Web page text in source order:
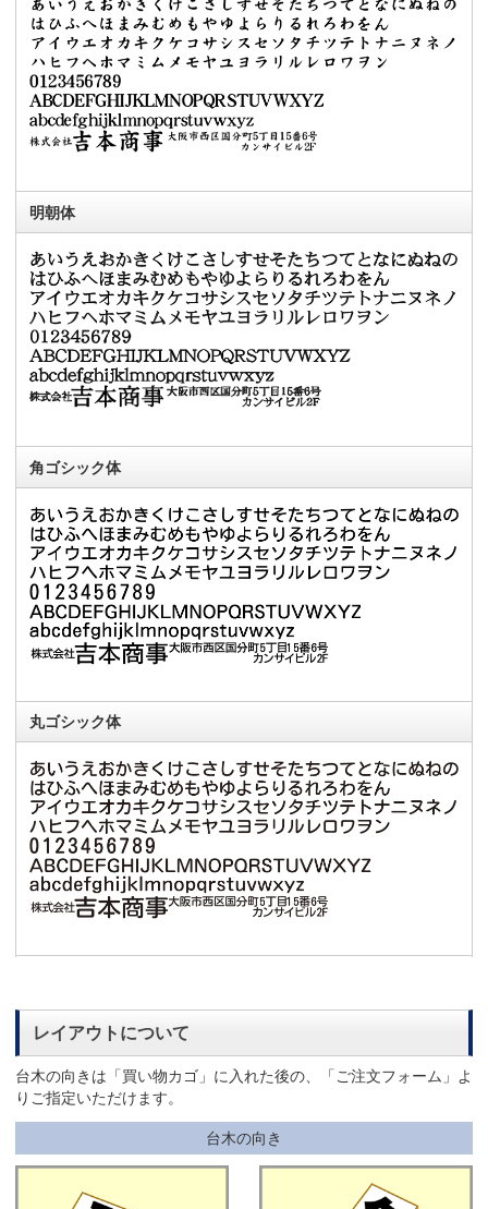
明朝体
角ゴシック体
丸ゴシック体
レイアウトについて
台木の向きは「買い物カゴ」に入れた後の、「ご注文フォーム」よ
りご指定いただけます。
台木の向き